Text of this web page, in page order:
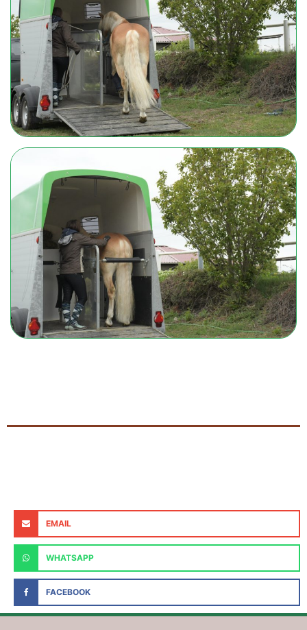
EMAIL
WHATSAPP
FACEBOOK